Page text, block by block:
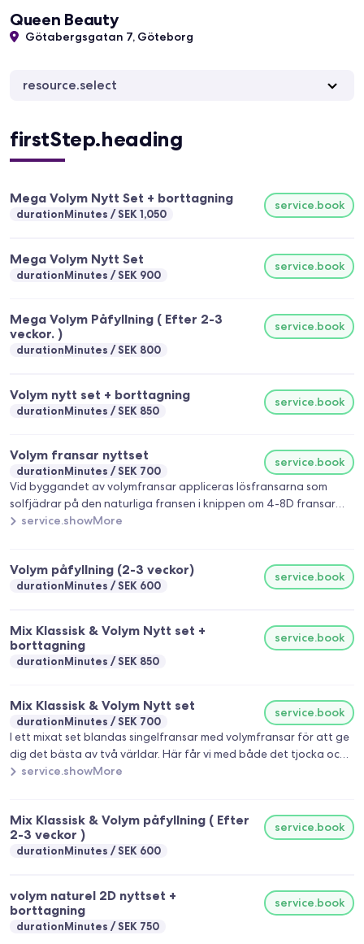
Queen Beauty
Götabergsgatan 7, Göteborg
resource.select
firstStep.heading
Mega Volym Nytt Set + borttagning
durationMinutes SEK 1,050
service.book
Mega Volym Nytt Set
durationMinutes SEK 900
service.book
Mega Volym Påfyllning ( Efter 2-3
veckor. )
durationMinutes SEK 800
service.book
Volym nytt set + borttagning
durationMinutes SEK 850
service.book
Volym fransar nyttset
durationMinutes SEK 700
service.book
Vid byggandet av volymfransar appliceras lösfransarna som
solfjädrar på den naturliga fransen i knippen om 4-8D fransar
per solfjäder. Med volymfransar får man ett mer "fluffigt"
slipper vi lägga onödig tid på rengöring. * Om du har mindre än 15
fransar/volymknippen kvar på varje öga så räknas det som ett
service.showMore
Volym påfyllning (2-3 veckor)
durationMinutes SEK 600
service.book
Mix Klassisk & Volym Nytt set +
borttagning
durationMinutes SEK 850
service.book
Mix Klassisk & Volym Nytt set
durationMinutes SEK 700
service.book
I ett mixat set blandas singelfransar med volymfransar för att ge
dig det bästa av två världar. Här får vi med både det tjocka och
svarta från singelfransarna och det mjuka fluffiga från
fylligare resultat än vad singelfransar ger. Tänk på inför din
fransbehandling: * Tvätta fransarna noga med fransrengöring
innan du kommer till mig för påfyll, så slipper vi lägga onödig tid
kvar på varje öga så räknas det som ett nytt sett.
service.showMore
Mix Klassisk & Volym påfyllning ( Efter
2-3 veckor )
durationMinutes SEK 600
service.book
volym naturel 2D nyttset +
borttagning
durationMinutes SEK 750
service.book